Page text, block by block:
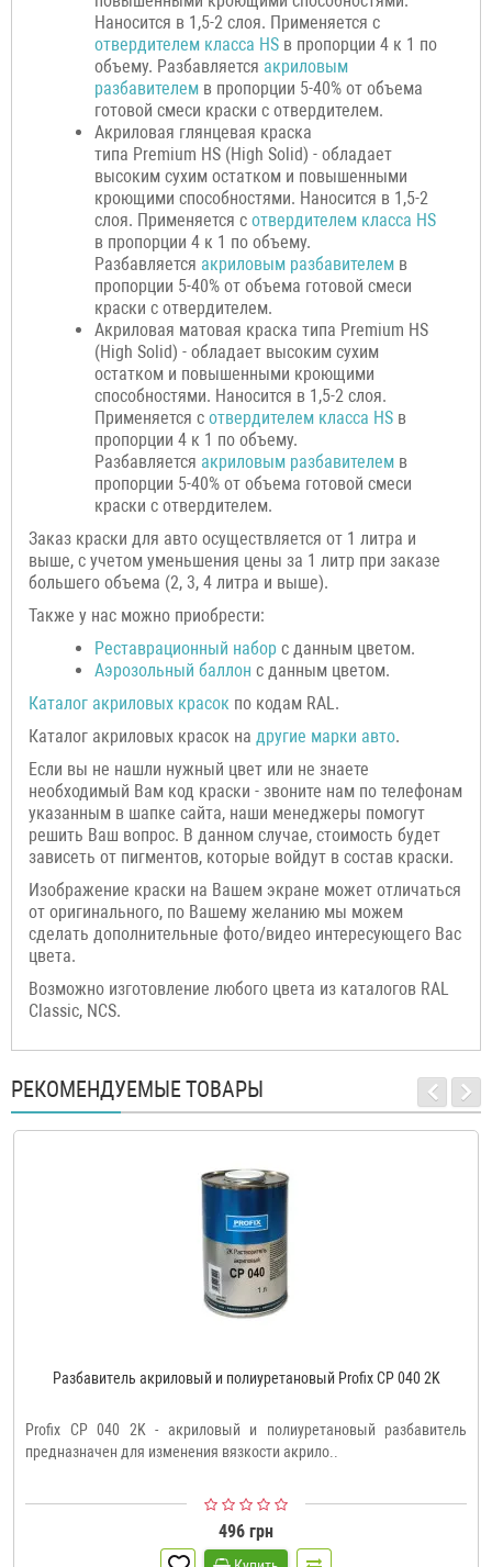
Наносится в 1,5-2 слоя. Применяется с
отвердителем класса HS в пропорции 4 к 1 по
объему. Разбавляется акриловым
разбавителем в пропорции 5-40% от объема
готовой смеси краски с отвердителем.
Акриловая глянцевая краска
типа Premium HS (High Solid) - обладает
высоким сухим остатком и повышенными
кроющими способностями. Наносится в 1,5-2
слоя. Применяется с отвердителем класса HS
в пропорции 4 к 1 по объему.
Разбавляется акриловым разбавителем в
пропорции 5-40% от объема готовой смеси
краски с отвердителем.
Акриловая матовая краска типа Premium HS
(High Solid) - обладает высоким сухим
остатком и повышенными кроющими
способностями. Наносится в 1,5-2 слоя.
Применяется с отвердителем класса HS в
пропорции 4 к 1 по объему.
Разбавляется акриловым разбавителем в
пропорции 5-40% от объема готовой смеси
краски с отвердителем.
Заказ краски для авто осуществляется от 1 литра и
выше, с учетом уменьшения цены за 1 литр при заказе
большего объема (2, 3, 4 литра и выше).
Также у нас можно приобрести:
Реставрационный набор с данным цветом.
Аэрозольный баллон с данным цветом.
Каталог акриловых красок по кодам RAL.
Каталог акриловых красок на другие марки авто.
Если вы не нашли нужный цвет или не знаете
необходимый Вам код краски - звоните нам по телефонам
указанным в шапке сайта, наши менеджеры помогут
решить Ваш вопрос. В данном случае, стоимость будет
зависеть от пигментов, которые войдут в состав краски.
Изображение краски на Вашем экране может отличаться
от оригинального, по Вашему желанию мы можем
сделать дополнительные фото/видео интересующего Вас
цвета.
Возможно изготовление любого цвета из каталогов RAL
Classic, NCS.
РЕКОМЕНДУЕМЫЕ ТОВАРЫ
Разбавитель акриловый и полиуретановый Profix CP 040 2K
Profix CP 040 2K - акриловый и полиуретановый разбавитель
предназначен для изменения вязкости акрило..
496 грн